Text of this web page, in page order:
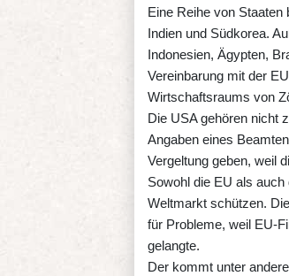
Eine Reihe von
Indien und Südkorea.
Indonesien, Ägypten,
Vereinbarung mit der
Wirtschaftsraums von
Die USA gehören nicht
Angaben eines
Vergeltung geben, weil
Sowohl die EU als
Weltmarkt schützen.
für Probleme, weil EU-
gelangte.
Der kommt unter